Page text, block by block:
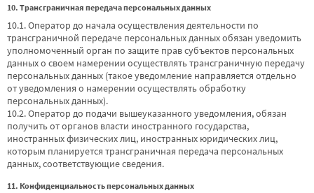
10. Трансграничная передача персональных данных
10.1. Оператор до начала осуществления деятельности по
трансграничной передаче персональных данных обязан уведомить
уполномоченный орган по защите прав субъектов персональных
данных о своем намерении осуществлять трансграничную передачу
персональных данных (такое уведомление направляется отдельно
от уведомления о намерении осуществлять обработку
персональных данных).
10.2. Оператор до подачи вышеуказанного уведомления, обязан
получить от органов власти иностранного государства,
иностранных физических лиц, иностранных юридических лиц,
которым планируется трансграничная передача персональных
данных, соответствующие сведения.
11. Конфиденциальность персональных данных